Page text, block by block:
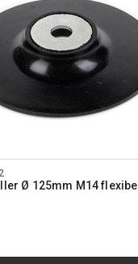
Ø 125mm M14 flexibel